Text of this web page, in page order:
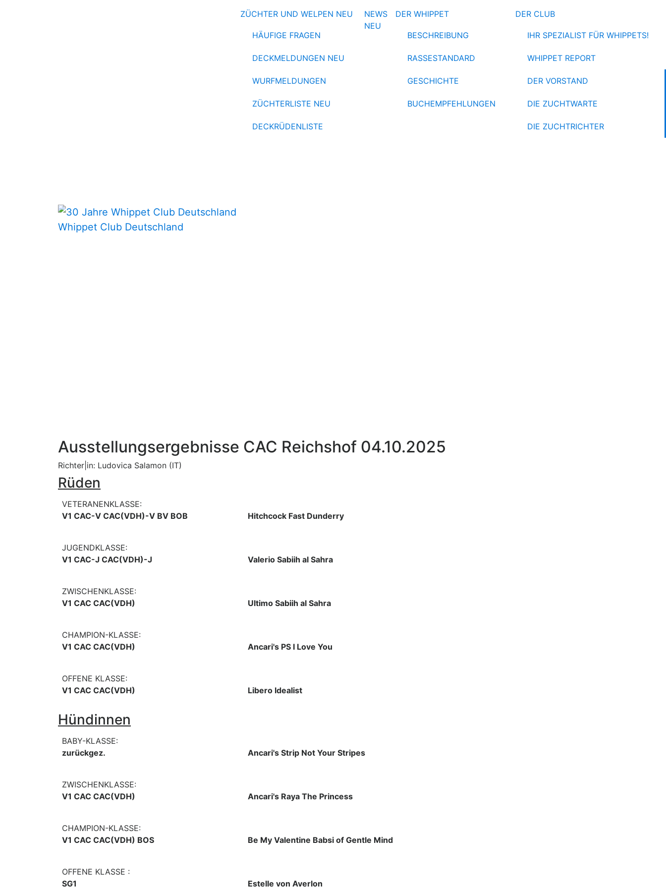
Whippet Club Deutschland
ZÜCHTER UND WELPEN NEU
HÄUFIGE FRAGEN
DECKMELDUNGEN NEU
WURFMELDUNGEN
ZÜCHTERLISTE NEU
DECKRÜDENLISTE
NEWS
NEU
DER WHIPPET
BESCHREIBUNG
RASSESTANDARD
GESCHICHTE
BUCHEMPFEHLUNGEN
DER CLUB
IHR SPEZIALIST FÜR WHIPPETS!
WHIPPET REPORT
DER VORSTAND
DIE ZUCHTWARTE
DIE ZUCHTRICHTER
Ausstellungsergebnisse CAC Reichshof 04.10.2025
Richter|in: Ludovica Salamon (IT)
Rüden
VETERANENKLASSE:
V1 CAC-V CAC(VDH)-V BV BOB
Hitchcock Fast Dunderry
JUGENDKLASSE:
V1 CAC-J CAC(VDH)-J
Valerio Sabiih al Sahra
ZWISCHENKLASSE:
V1 CAC CAC(VDH)
Ultimo Sabiih al Sahra
CHAMPION-KLASSE:
V1 CAC CAC(VDH)
Ancari's PS I Love You
OFFENE KLASSE:
V1 CAC CAC(VDH)
Libero Idealist
Hündinnen
BABY-KLASSE:
zurückgez.
Ancari's Strip Not Your Stripes
ZWISCHENKLASSE:
V1 CAC CAC(VDH)
Ancari's Raya The Princess
CHAMPION-KLASSE:
V1 CAC CAC(VDH) BOS
Be My Valentine Babsi of Gentle Mind
OFFENE KLASSE :
SG1
Estelle von Averlon